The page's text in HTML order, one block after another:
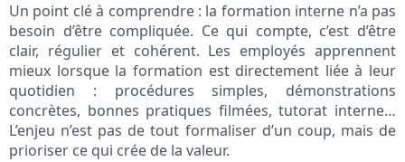
Un point clé à comprendre : la formation interne n’a pas
besoin d’être compliquée. Ce qui compte, c’est d’être
clair, régulier et cohérent. Les employés apprennent
mieux lorsque la formation est directement liée à leur
quotidien : procédures simples, démonstrations
concrètes, bonnes pratiques filmées, tutorat interne…
L’enjeu n’est pas de tout formaliser d’un coup, mais de
prioriser ce qui crée de la valeur.